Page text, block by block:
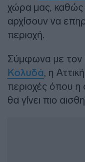
χώρα μας, καθώς
αρχίσουν να
περιοχή.
Σύμφωνα με τον
Κολυδά, η
περιοχές όπου
θα γίνει πιο